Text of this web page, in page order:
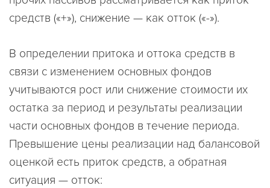
средств («+»), снижение — как отток («-»).
В определении притока и оттока средств в
связи с изменением основных фондов
учитываются рост или снижение стоимости их
остатка за период и результаты реализации
части основных фондов в течение периода.
Превышение цены реализации над балансовой
оценкой есть приток средств, а обратная
ситуация — отток: